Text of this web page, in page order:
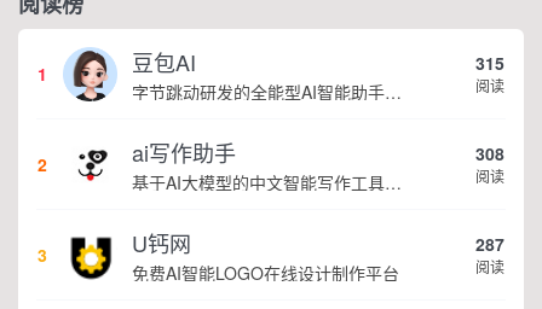
1 豆包AI
字节跳动研发的全能型AI智能助手，提供智能对话、知识问答、内容创作、学习办公等一站式AI服务
315
阅读
2 ai写作助手
基于AI大模型的中文智能写作工具，面向学生、自媒体、职场人士提供一站式文本创作服务 核心定位 AI写作助手是依托人工智能技术打造的创作辅助平台，专注中文文本生成与优化，帮助用户快速完成各类文案、文章、论文等内容创作，提升写作效率 核心功能 ...
308
阅读
3 U钙网
免费AI智能LOGO在线设计制作平台
287
阅读